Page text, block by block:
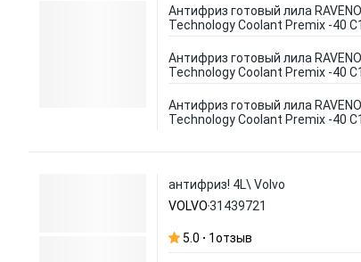
Антифриз готовый лила
Technology Coolant Premix -40
Антифриз готовый лила
Technology Coolant Premix -40
Антифриз готовый лила
Technology Coolant Premix -40
антифриз! 4L\ Volvo
VOLVO31439721
5.0 1отзыв